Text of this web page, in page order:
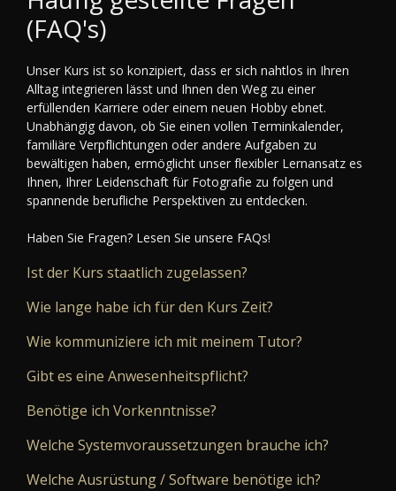
(FAQ's)
Unser Kurs ist so konzipiert, dass er sich nahtlos in Ihren
Alltag integrieren lässt und Ihnen den Weg zu einer
erfüllenden Karriere oder einem neuen Hobby ebnet.
Unabhängig davon, ob Sie einen vollen Terminkalender,
familiäre Verpflichtungen oder andere Aufgaben zu
bewältigen haben, ermöglicht unser flexibler Lernansatz es
Ihnen, Ihrer Leidenschaft für Fotografie zu folgen und
spannende berufliche Perspektiven zu entdecken.
Haben Sie Fragen? Lesen Sie unsere FAQs!
Ist der Kurs staatlich zugelassen?
Wie lange habe ich für den Kurs Zeit?
Wie kommuniziere ich mit meinem Tutor?
Gibt es eine Anwesenheitspflicht?
Benötige ich Vorkenntnisse?
Welche Systemvoraussetzungen brauche ich?
Welche Ausrüstung / Software benötige ich?